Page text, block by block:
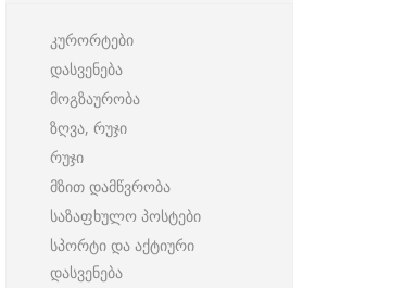
კურორტები
დასვენება
მოგზაურობა
ზღვა, რუჯი
რუჯი
მზით დამწვრობა
საზაფხულო პოსტები
სპორტი და აქტიური
დასვენება